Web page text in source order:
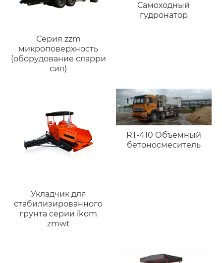
Серия zzm
микроповерхность
(оборудование сларри
сил)
Самоходный
гудронатор
Укладчик для
стабилизированного
грунта серии ikom
zmwt
RT-410 Объемный
бетоносмеситель